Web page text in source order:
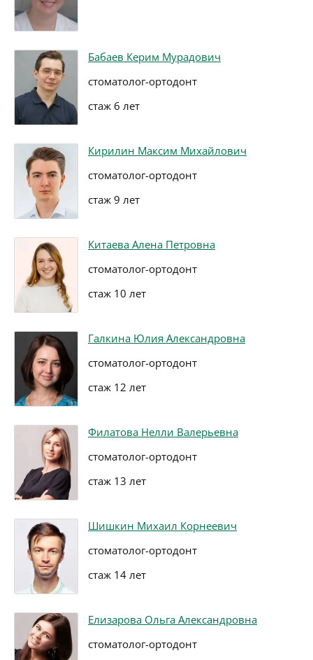
Бабаев Керим Мурадович
стоматолог-ортодонт
стаж 6 лет
Кирилин Максим Михайлович
стоматолог-ортодонт
стаж 9 лет
Китаева Алена Петровна
стоматолог-ортодонт
стаж 10 лет
Галкина Юлия Александровна
стоматолог-ортодонт
стаж 12 лет
Филатова Нелли Валерьевна
стоматолог-ортодонт
стаж 13 лет
Шишкин Михаил Корнеевич
стоматолог-ортодонт
стаж 14 лет
Елизарова Ольга Александровна
стоматолог-ортодонт